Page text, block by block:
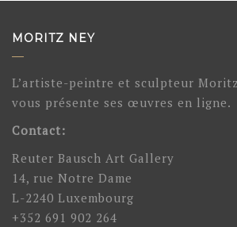
MORITZ NEY
L’artiste-peintre et sculpteur
vous présente ses œuvres en ligne.
Contact:
Reuter Bausch Art Gallery
14, rue Notre Dame
L-2240 Luxembourg
+352 691 902 264